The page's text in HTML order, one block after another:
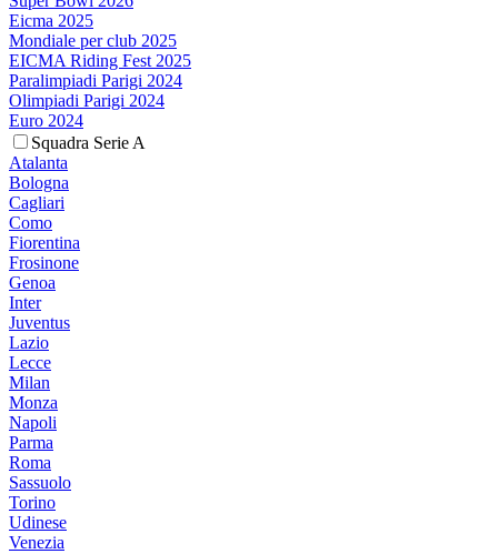
Eicma 2025
Mondiale per club 2025
EICMA Riding Fest 2025
Paralimpiadi Parigi 2024
Olimpiadi Parigi 2024
Euro 2024
Squadra Serie A
Atalanta
Bologna
Cagliari
Como
Fiorentina
Frosinone
Genoa
Inter
Juventus
Lazio
Lecce
Milan
Monza
Napoli
Parma
Roma
Sassuolo
Torino
Udinese
Venezia